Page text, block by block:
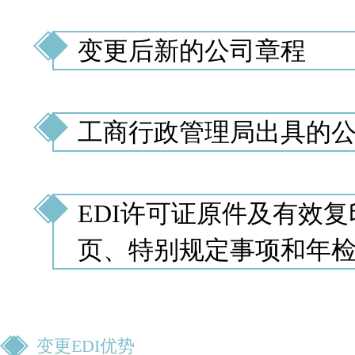
变更后新的公司章程
工商行政管理局出具的
EDI许可证原件及有效
页、特别规定事项和年
EDI
变更 优势